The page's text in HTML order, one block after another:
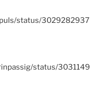
status/3029282937
status/3031149